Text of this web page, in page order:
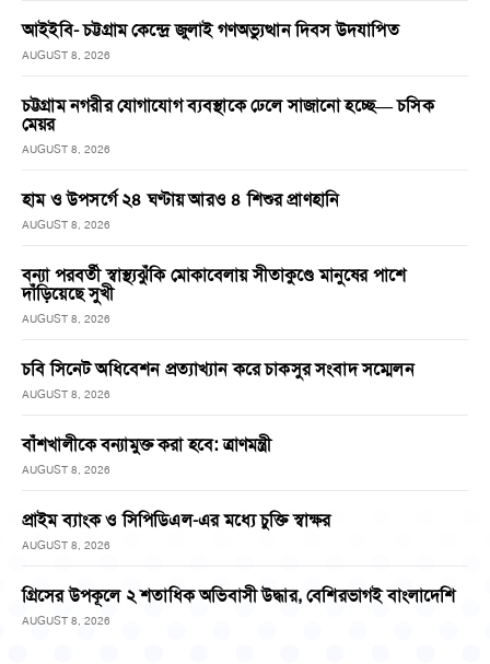
আইইবি- চট্টগ্রাম কেন্দ্রে জুলাই গণঅভ্যুত্থান দিবস উদযাপিত
AUGUST 8, 2026
চট্টগ্রাম নগরীর যোগাযোগ ব্যবস্থাকে ঢেলে সাজানো হচ্ছে— চসিক
মেয়র
AUGUST 8, 2026
হাম ও উপসর্গে ২৪ ঘণ্টায় আরও ৪ শিশুর প্রাণহানি
AUGUST 8, 2026
বন্যা পরবর্তী স্বাস্থ্যঝুঁকি মোকাবেলায় সীতাকুণ্ডে মানুষের পাশে
দাঁড়িয়েছে সুখী
AUGUST 8, 2026
চবি সিনেট অধিবেশন প্রত্যাখ্যান করে চাকসুর সংবাদ সম্মেলন
AUGUST 8, 2026
বাঁশখালীকে বন্যামুক্ত করা হবে: ত্রাণমন্ত্রী
AUGUST 8, 2026
প্রাইম ব্যাংক ও সিপিডিএল-এর মধ্যে চুক্তি স্বাক্ষর
AUGUST 8, 2026
গ্রিসের উপকূলে ২ শতাধিক অভিবাসী উদ্ধার, বেশিরভাগই বাংলাদেশি
AUGUST 8, 2026